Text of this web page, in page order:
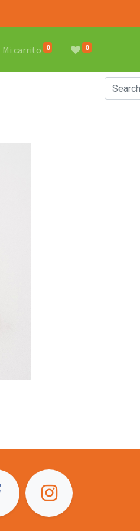
Mi carrito 0 0